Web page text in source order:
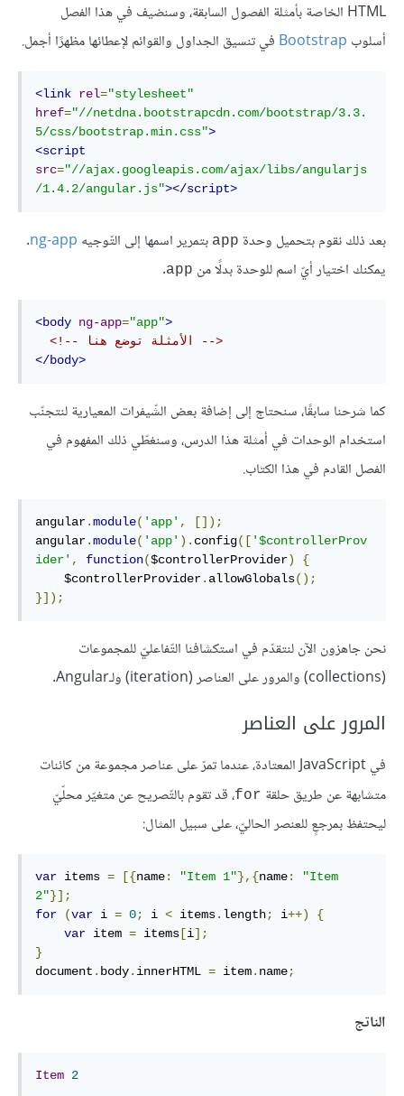
HTML الخاصة بأمثلة الفصول السابقة، وسنضيف في هذا الفصل
أسلوب Bootstrap في تنسيق الجداول والقوائم لإعطائها مظهرًا أجمل.
<link rel="stylesheet"
href="//netdna.bootstrapcdn.com/bootstrap/3.3.
5/css/bootstrap.min.css">
<script
src="//ajax.googleapis.com/ajax/libs/angularjs
/1.4.2/angular.js"></script>
بعد ذلك نقوم بتحميل وحدة app بتمرير اسمها إلى التّوجيه ng-app
.
يمكنك اختيار أيّ اسم للوحدة بدلًا من app
.
<body ng-app="app">
<!-- الأمثلة توضع هنا -->
</body>
كما شرحنا سابقًا، سنحتاج إلى إضافة بعض الشّيفرات المعيارية لنتجنّب
استخدام الوحدات في أمثلة هذا الدرس، وسنغطّي ذلك المفهوم في
الفصل القادم في هذا الكتاب.
angular.module( 'app' ,
[]);
angular.module( 'app' ). config([ '$controllerProv
ider' , function($controllerProvider)
{
    $controllerProvider
. allowGlobals();
}]);
نحن جاهزون الآن لنتقدّم في استكشافنا التّفاعليّ للمجموعات
(collections) والمرور على العناصر (iteration) ولـAngular.
المرور على العناصر
في JavaScript المعتادة، عندما تمرّ على عناصر مجموعة من كائنات
متشابهة عن طريق حلقة for، قد تقوم بالتّصريح عن متغيّر محلّيّ
ليحتفظ بمرجعٍ للعنصر الحاليّ، على سبيل المثال:
var items = [{name: "Item 1"},{name:
"Item
2"}];
for
(var i = 0; i < items. length; i++)
{
var item = items [i];
}
document . body. innerHTML = item. name;
الناتج
Item 2